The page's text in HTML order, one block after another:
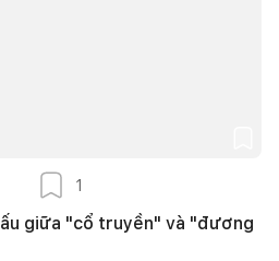
1
giữa "cổ truyền" và "đương